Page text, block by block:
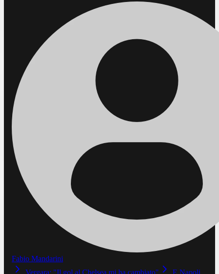
Fabio Mandarini
Vergara: "Il gol al Chelsea mi ha cambiato"
E Napoli